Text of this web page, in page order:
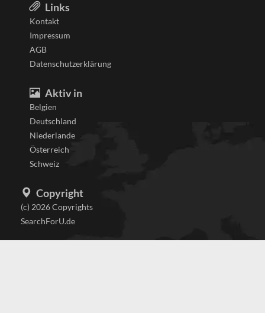
Links
Kontakt
Impressum
AGB
Datenschutzerklärung
Aktiv in
Belgien
Deutschland
Niederlande
Österreich
Schweiz
Copyright
(c) 2026 Copyrights
SearchForU.de